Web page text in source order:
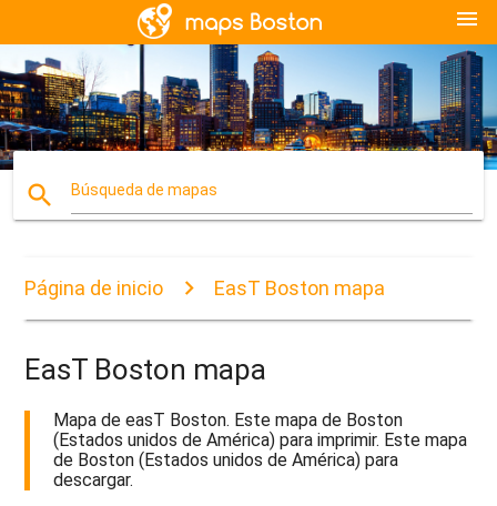
menu
search Búsqueda de mapas
Página de inicio EasT Boston mapa
EasT Boston mapa
Mapa de easT Boston. Este mapa de Boston
(Estados unidos de América) para imprimir. Este mapa
de Boston (Estados unidos de América) para
descargar.